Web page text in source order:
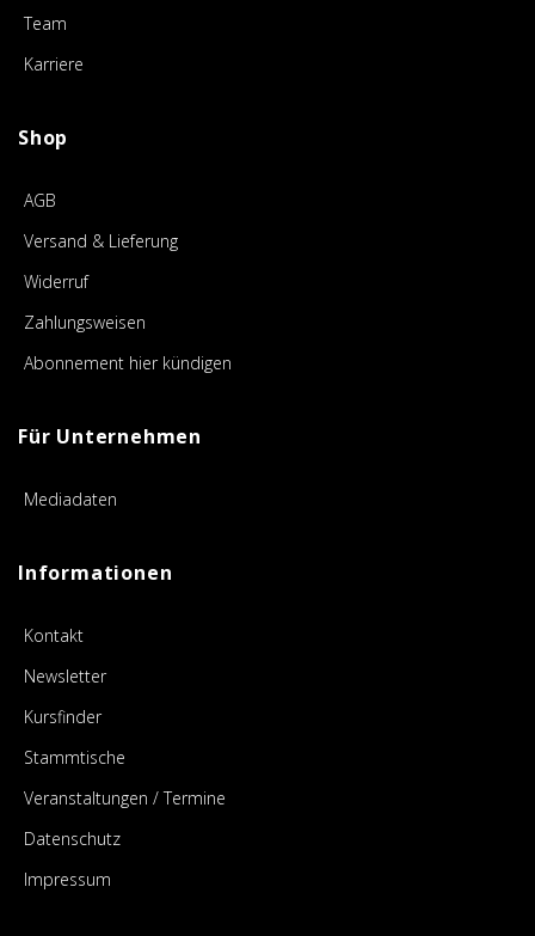
Team
Karriere
Shop
AGB
Versand & Lieferung
Widerruf
Zahlungsweisen
Abonnement hier kündigen
Für Unternehmen
Mediadaten
Informationen
Kontakt
Newsletter
Kursfinder
Stammtische
Veranstaltungen / Termine
Datenschutz
Impressum